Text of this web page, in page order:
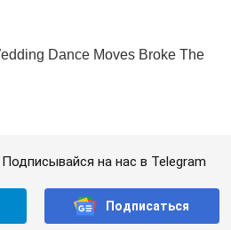
на нас в Telegram
Подписаться